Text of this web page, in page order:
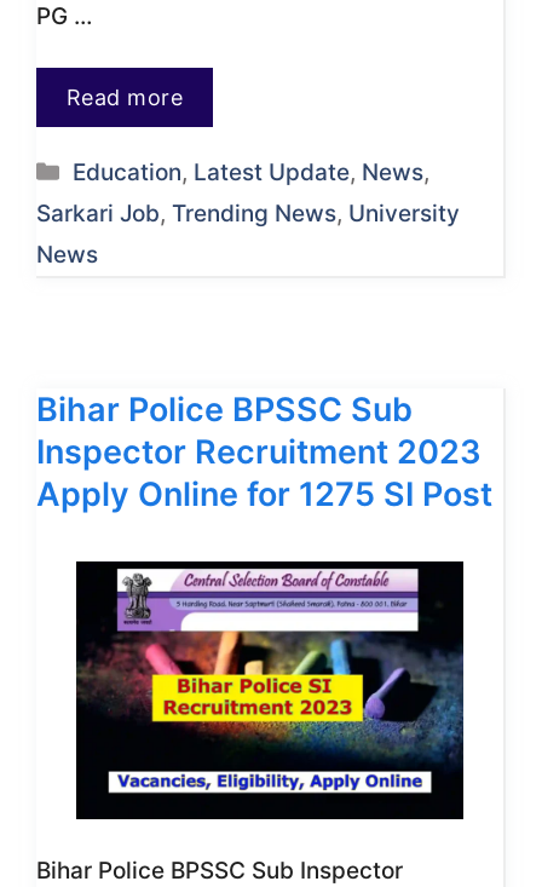
PG …
Read more
Categories
Education, Latest Update, News,
Sarkari Job, Trending News, University
News
Bihar Police BPSSC Sub
Inspector Recruitment 2023
Apply Online for 1275 SI Post
Bihar Police BPSSC Sub Inspector